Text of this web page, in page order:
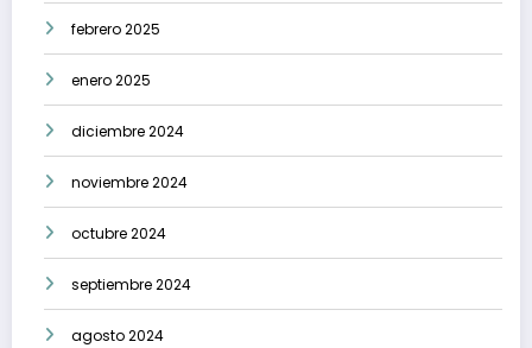
febrero 2025
enero 2025
diciembre 2024
noviembre 2024
octubre 2024
septiembre 2024
agosto 2024